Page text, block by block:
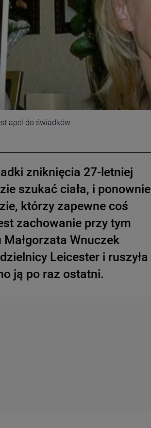
apel do świadków
zniknięcia 27-letniej
szukać ciała, i ponownie
którzy zapewne coś
zachowanie przy tym
Wnuczek
Leicester i ruszyła
ją po raz ostatni.